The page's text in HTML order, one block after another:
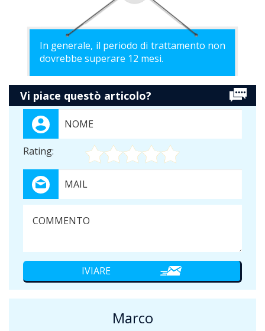
In generale, il periodo di trattamento non
dovrebbe superare 12 mesi.
Vi piace questò articolo?
Rating:
Marco